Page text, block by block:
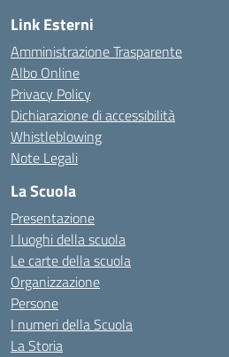
Link Esterni
Amministrazione Trasparente
Albo Online
Privacy Policy
Dichiarazione di accessibilità
Whistleblowing
Note Legali
La Scuola
Presentazione
I luoghi della scuola
Le carte della scuola
Organizzazione
Persone
I numeri della Scuola
La Storia